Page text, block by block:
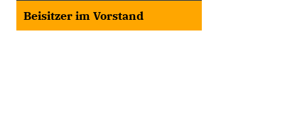
Beisitzer im Vorstand